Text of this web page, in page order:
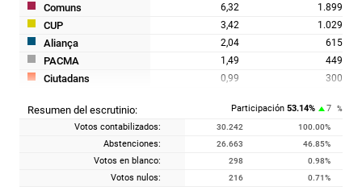
Comuns 6,32 1.899
CUP 3,42 1.029
Aliança 2,04 615
PACMA 1,49 449
Ciutadans 0,99 300
Alhora 0,18 56
0,14
RECORTES CERO 0,11
0,07
IZQP - UNIDOS - DEf 0,02
Resumen del escrutinio: Participación 53.14% 7 %
Votos contabilizados: 30.242 100.00%
Abstenciones: 26.663 46.85%
Votos en blanco: 298 0.98%
Votos nulos: 216 0.71%